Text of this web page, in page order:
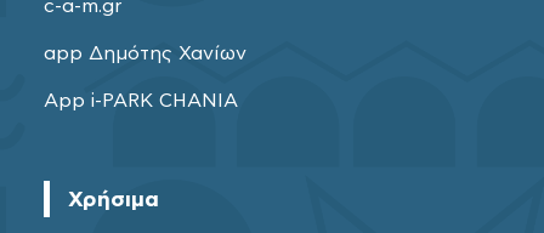
c-a-m.gr
app Δημότης Χανίων
App i-PARK CHANIA
Χρήσιμα